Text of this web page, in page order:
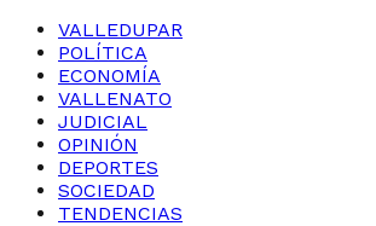
VALLEDUPAR
POLÍTICA
ECONOMÍA
VALLENATO
JUDICIAL
OPINIÓN
DEPORTES
SOCIEDAD
TENDENCIAS